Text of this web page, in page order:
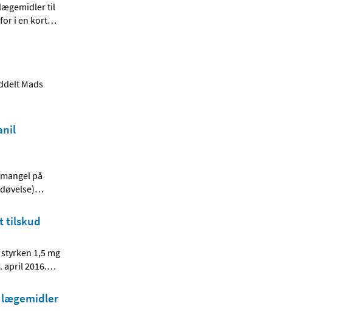
til
i en kort…
Mads
på
…
tilskud
1,5 mg
april 2016.…
lægemidler